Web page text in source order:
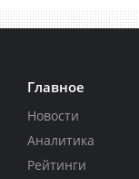
Главное
Новости
Аналитика
Рейтинги